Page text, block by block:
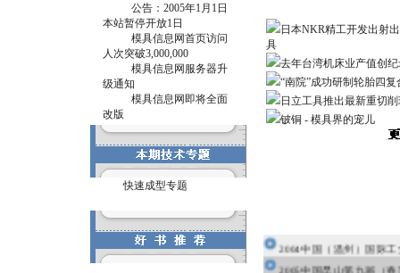
公告：2005年1月1日
本站暂停开放1日
模具信息网首页访问
人次突破3,000,000
模具信息网服务器升
级通知
模具信息网即将全面
改版
快速成型专题
日本NKR精工开发出射
具
去年台湾机床业产值创
“南院”成功研制轮胎四
日立工具推出最新重切
铍铜 - 模具界的宠儿
2004中国（温州）国际
2005中国昆山第九届（